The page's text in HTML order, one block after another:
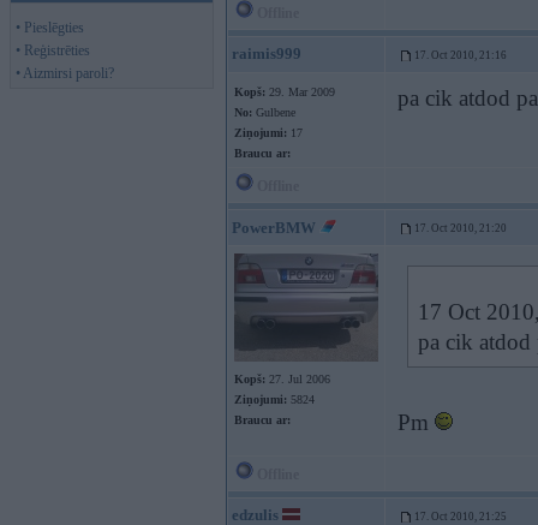
• Pieslēgties
• Reģistrēties
• Aizmirsi paroli?
raimis999 17. Oct 2010, 21:16
Kopš: 29. Mar 2009
No: Gulbene
Ziņojumi: 17
Braucu ar:
pa cik atdod
PowerBMW 17. Oct 2010, 21:20
Kopš: 27. Jul 2006
Ziņojumi: 5824
Braucu ar:
17 Oct
pa cik
Pm
edzulis 17. Oct 2010, 21:25